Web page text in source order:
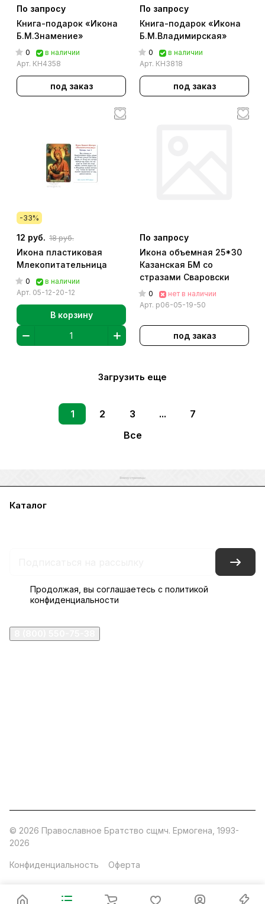
По запросу
Книга-подарок «Икона
Б.М.Знамение»
0
в наличии
Арт. КН4358
под заказ
По запросу
Книга-подарок «Икона
Б.М.Владимирская»
0
в наличии
Арт. КН3818
под заказ
-33%
12 руб. 18 руб.
Икона пластиковая
Млекопитательница
0
в наличии
Арт. 05-12-20-12
В корзину
По запросу
Икона объемная 25*30
Казанская БМ со
стразами Сваровски
0
нет в наличии
Арт. р06-05-19-50
под заказ
Загрузить еще
1 2 3 ...
7
Все
Каталог
Продолжая, вы соглашаетесь с политикой
конфиденциальности
© 2026 Православное Братство сщмч. Ермогена, 1993-
2026
Конфиденциальность Оферта